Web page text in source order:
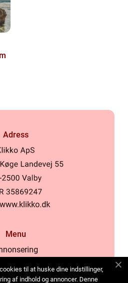
Adress
www.klikko.dk
Menu
Cookies
til at huske dine indstillinger,
af indhold og annoncer. Denne